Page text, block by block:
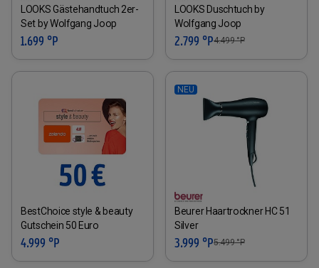
LOOKS Gästehandtuch 2er-
Set by Wolfgang Joop
1.699 °P
LOOKS Duschtuch by
Wolfgang Joop
2.799 °P4.499°P
BestChoice style & beauty
Gutschein 50 Euro
4.999 °P
NEU
Beurer Haartrockner HC 51
Silver
3.999 °P5.499°P